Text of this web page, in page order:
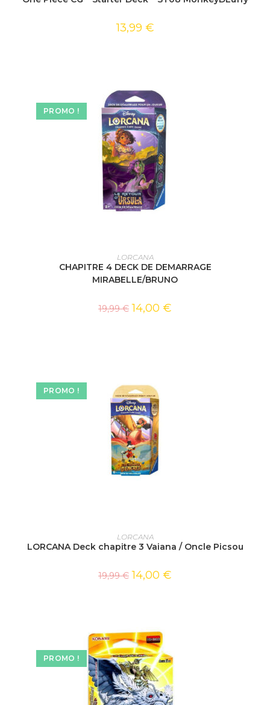
13,99 €
PROMO !
AJOUTER AU PANIER
LORCANA
CHAPITRE 4 DECK DE DEMARRAGE
MIRABELLE/BRUNO
19,99€ 14,00 €
PROMO !
AJOUTER AU PANIER
LORCANA
LORCANA Deck chapitre 3 Vaiana / Oncle Picsou
19,99€ 14,00 €
PROMO !